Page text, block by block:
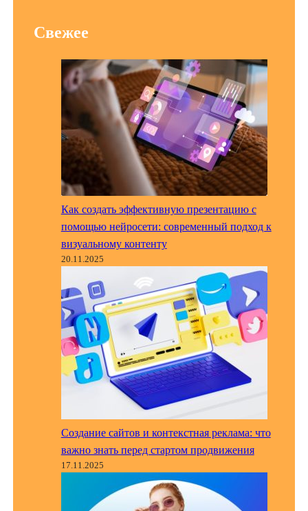
Свежее
Как создать эффективную презентацию с
помощью нейросети: современный подход к
визуальному контенту
20.11.2025
Создание сайтов и контекстная реклама: что
важно знать перед стартом продвижения
17.11.2025